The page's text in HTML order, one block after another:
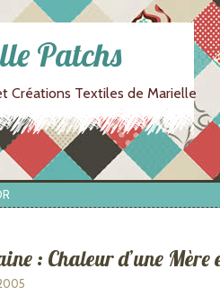
Patchs
Créations Textiles de Marielle
: Chaleur d’une Mère